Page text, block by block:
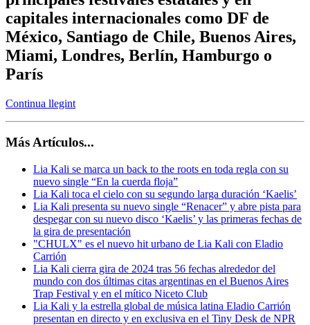
capitales internacionales como DF de
México, Santiago de Chile, Buenos Aires,
Miami, Londres, Berlín, Hamburgo o
París
Continua llegint
Más Artículos...
Lia Kali se marca un back to the roots en toda regla con su
nuevo single “En la cuerda floja”
Lia Kali toca el cielo con su segundo larga duración ‘Kaelis’
Lia Kali presenta su nuevo single “Renacer” y abre pista para
despegar con su nuevo disco ‘Kaelis’ y las primeras fechas de
la gira de presentación
"CHULX" es el nuevo hit urbano de Lia Kali con Eladio
Carrión
Lia Kali cierra gira de 2024 tras 56 fechas alrededor del
mundo con dos últimas citas argentinas en el Buenos Aires
Trap Festival y en el mítico Niceto Club
Lia Kali y la estrella global de música latina Eladio Carrión
presentan en directo y en exclusiva en el Tiny Desk de NPR